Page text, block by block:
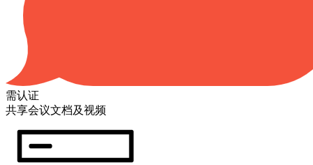
需认证
共享会议文档及视频